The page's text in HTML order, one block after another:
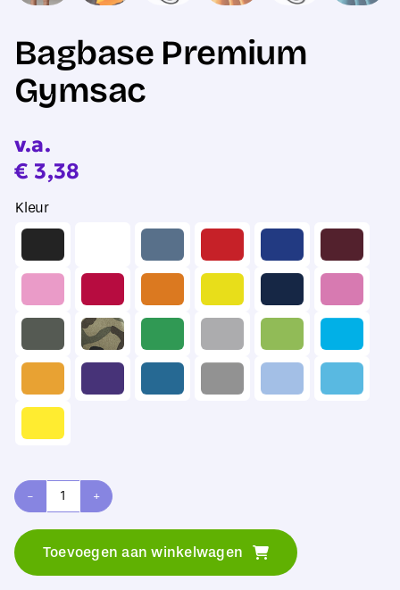
Bagbase Premium
Gymsac
v.a.
€ 3,38
Kleur
Bagbase
Gymsac
Toevoegen aan winkelwagen